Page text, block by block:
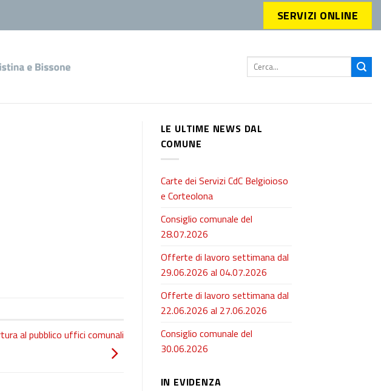
SERVIZI ONLINE
al pubblico uffici comunali
LE ULTIME NEWS DAL
COMUNE
Carte dei Servizi CdC Belgioioso
e Corteolona
Consiglio comunale del
28.07.2026
Offerte di lavoro settimana dal
29.06.2026 al 04.07.2026
Offerte di lavoro settimana dal
22.06.2026 al 27.06.2026
Consiglio comunale del
30.06.2026
IN EVIDENZA